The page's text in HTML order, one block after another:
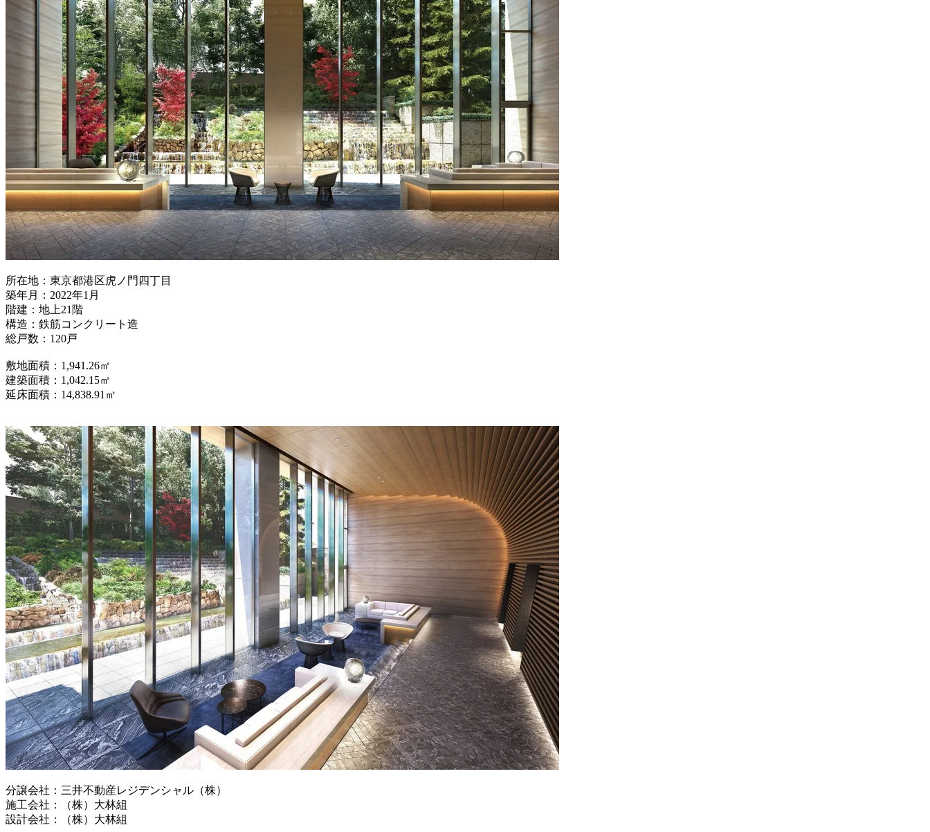
所在地：東京都港区虎ノ門四丁目
築年月： 2022年1 月
階建：地上21 階
構造：鉄筋コンクリート造
総戸数： 120戸
敷地面積： 1,941.26㎡
建築面積： 1,042.15㎡
延床面積： 14,838.91 ㎡
分譲会社：三井不動産レジデンシャル（株）
施工会社：（株）大林組
設計会社：（株）大林組